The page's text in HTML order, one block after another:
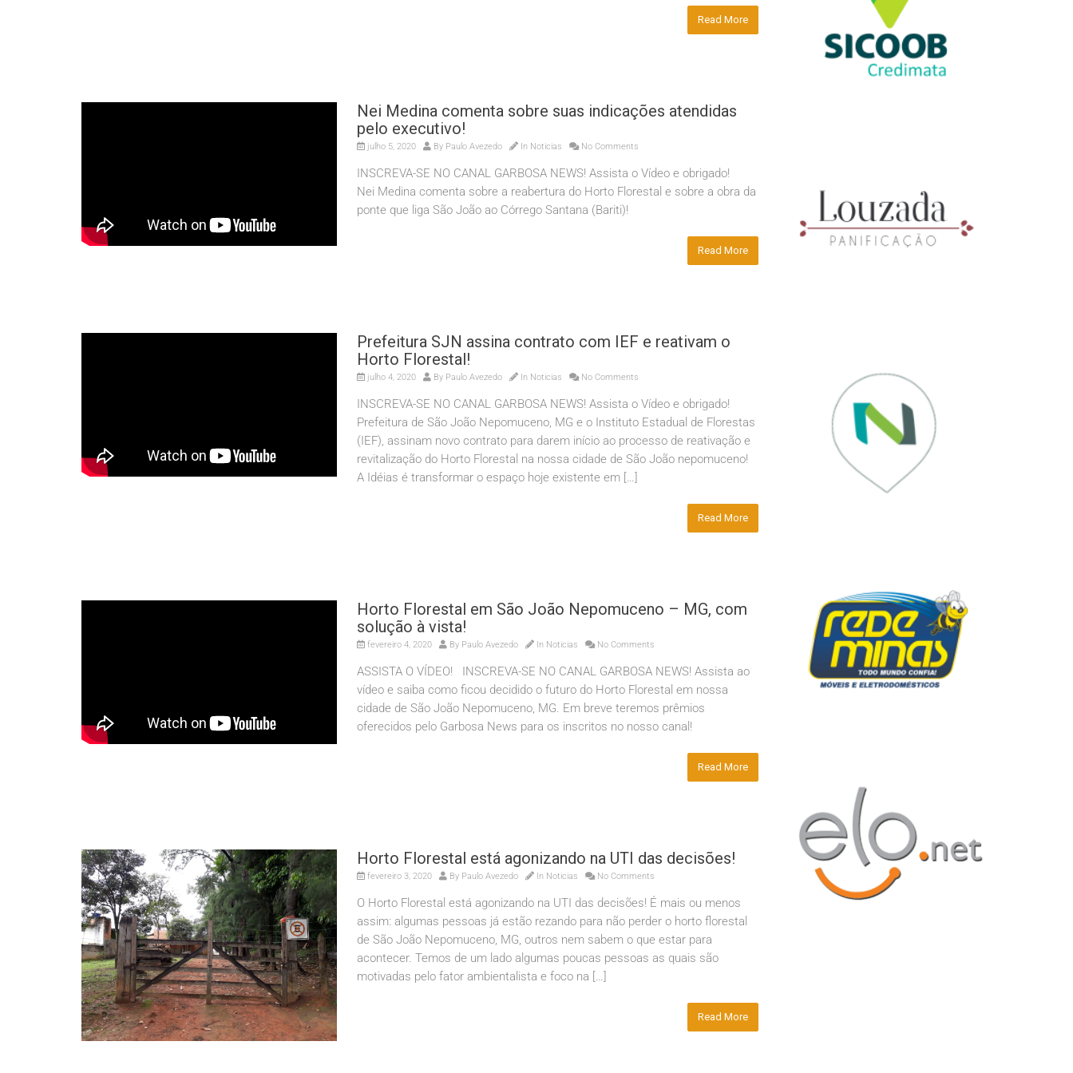
Read More
Nei Medina comenta sobre suas indicações atendidas
pelo executivo!
julho 5, 2020 By Paulo Avezedo In Noticias No Comments
INSCREVA-SE NO CANAL GARBOSA NEWS! Assista o Vídeo e obrigado!
Nei Medina comenta sobre a reabertura do Horto Florestal e sobre a obra da
ponte que liga São João ao Córrego Santana (Bariti)!
Read More
Prefeitura SJN assina contrato com IEF e reativam o
Horto Florestal!
julho 4, 2020 By Paulo Avezedo In Noticias No Comments
INSCREVA-SE NO CANAL GARBOSA NEWS! Assista o Vídeo e obrigado!
Prefeitura de São João Nepomuceno, MG e o Instituto Estadual de Florestas
(IEF), assinam novo contrato para darem início ao processo de reativação e
revitalização do Horto Florestal na nossa cidade de São João nepomuceno!
A Idéias é transformar o espaço hoje existente em […]
Read More
Horto Florestal em São João Nepomuceno – MG, com
solução à vista!
fevereiro 4, 2020 By Paulo Avezedo In Noticias No Comments
ASSISTA O VÍDEO! INSCREVA-SE NO CANAL GARBOSA NEWS! Assista ao
vídeo e saiba como ficou decidido o futuro do Horto Florestal em nossa
cidade de São João Nepomuceno, MG. Em breve teremos prêmios
oferecidos pelo Garbosa News para os inscritos no nosso canal!
Read More
Horto Florestal está agonizando na UTI das decisões!
fevereiro 3, 2020 By Paulo Avezedo In Noticias No Comments
O Horto Florestal está agonizando na UTI das decisões! É mais ou menos
assim: algumas pessoas já estão rezando para não perder o horto florestal
de São João Nepomuceno, MG, outros nem sabem o que estar para
acontecer. Temos de um lado algumas poucas pessoas as quais são
motivadas pelo fator ambientalista e foco na […]
Read More